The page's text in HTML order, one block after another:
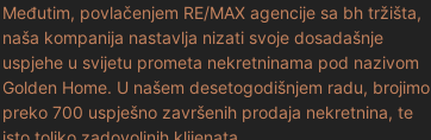
Međutim, povlačenjem RE/MAX agencije sa bh tržišta,
naša kompanija nastavlja nizati svoje dosadašnje
uspjehe u svijetu prometa nekretninama pod nazivom
Golden Home. U našem desetogodišnjem radu, brojimo
preko 700 uspješno završenih prodaja nekretnina, te